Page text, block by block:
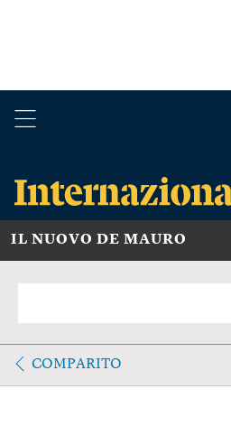
IL NUOVO DE MAURO
COMPARITO